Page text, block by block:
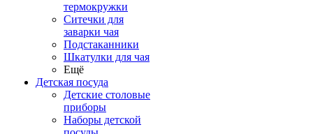
термокружки
Ситечки для
заварки чая
Подстаканники
Шкатулки для чая
Ещё
Детская посуда
Детские столовые
приборы
Наборы детской